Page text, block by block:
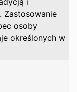
Zastosowanie
osoby
określonych w